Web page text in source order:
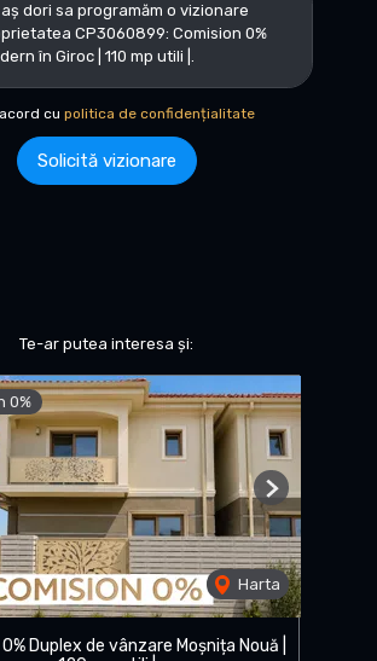
cu politica de confidențialitate
Solicită vizionare
Te-ar putea interesa și:
0%
Harta
Next
Duplex de vânzare Moșnița Nouă |